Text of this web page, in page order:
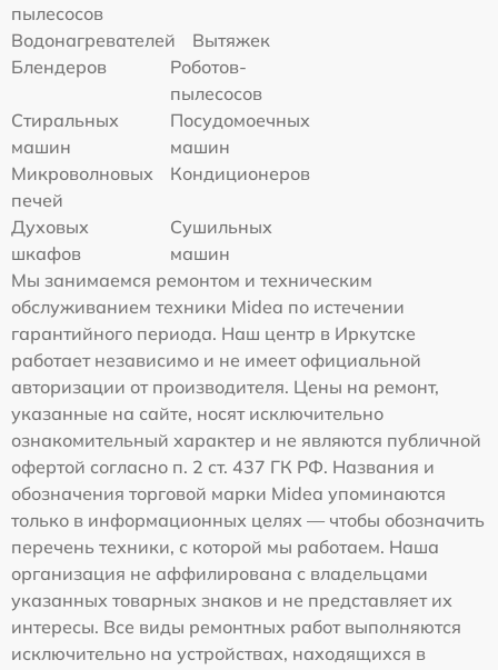
пылесосов
Водонагревателей
Вытяжек
Блендеров
Роботов-
пылесосов
Стиральных
машин
Посудомоечных
машин
Микроволновых
печей
Кондиционеров
Духовых
шкафов
Сушильных
машин
Мы занимаемся ремонтом и техническим
обслуживанием техники Midea по истечении
гарантийного периода. Наш центр в Иркутске
работает независимо и не имеет официальной
авторизации от производителя. Цены на ремонт,
указанные на сайте, носят исключительно
ознакомительный характер и не являются публичной
офертой согласно п. 2 ст. 437 ГК РФ. Названия и
обозначения торговой марки Midea упоминаются
только в информационных целях — чтобы обозначить
перечень техники, с которой мы работаем. Наша
организация не аффилирована с владельцами
указанных товарных знаков и не представляет их
интересы. Все виды ремонтных работ выполняются
исключительно на устройствах, находящихся в